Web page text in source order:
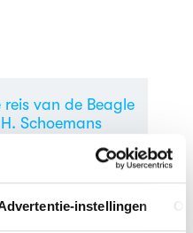
instellingen
reis van de Beagle
Schoemans